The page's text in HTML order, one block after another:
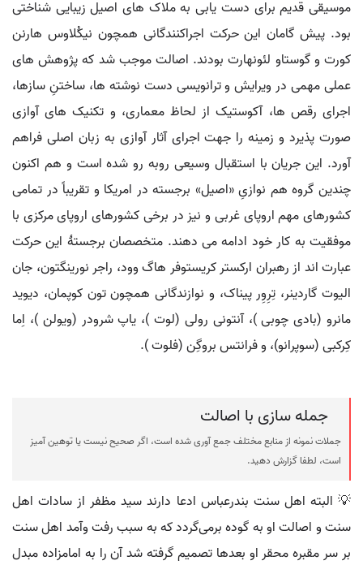
موسیقی قدیم برای دست یابی به ملاک های اصیل زیبایی شناختی
بود. پیش گامان این حرکت اجراکنندگانی همچون نیکُلاوس هارنن
کورت و گوستاو لئونهارت بودند. اصالت موجب شد که پژوهش های
عملی مهمی در ویرایش و ترانویسی دست نوشته ها، ساختنِ سازها،
اجرای رقص ها، آکوستیک از لحاظ معماری، و تکنیک های آوازی
صورت پذیرد و زمینه را جهت اجرای آثار آوازی به زبان اصلی فراهم
آورد. این جریان با استقبال وسیعی روبه رو شده است و هم اکنون
چندین گروه هم نوازیِ «اصیل» برجسته در امریکا و تقریباً در تمامی
کشورهای مهم اروپای غربی و نیز در برخی کشورهای اروپای مرکزی با
موفقیت به کار خود ادامه می دهند. متخصصان برجستۀ این حرکت
عبارت اند از رهبران ارکستر کریستوفر هاگ وود، راجر نورینگتون، جان
الیوت گاردینر، تِرِوِر پیناک، و نوازندگانی همچون تون کوپمان، دیوید
مانرو (بادی چوبی )، آنتونی رولی (لوت )، یاپ شرودر (ویولن )، اِما
کِرکبی (سوپرانو)، و فرانتس بروگِن (فلوت ).
جمله سازی با اصالت
جملات نمونه از منابع مختلف جمع آوری شده است، اگر صحیح نیست یا توهین آمیز
است، لطفا گزارش دهید.
💡 البته اهل سنت بندرعباس ادعا دارند سید مظفر از سادات اهل
سنت و اصالت او به گوده برمی‌گردد که به سبب رفت وآمد اهل سنت
بر سر مقبره محقر او بعدها تصمیم گرفته شد آن را به امامزاده مبدل